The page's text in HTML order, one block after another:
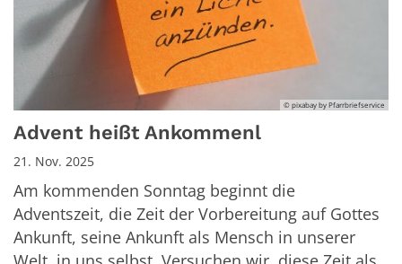
© pixabay by Pfarrbriefservice
Advent heißt Ankommenl
21. Nov. 2025
Am kommenden Sonntag beginnt die
Adventszeit, die Zeit der Vorbereitung auf Gottes
Ankunft, seine Ankunft als Mensch in unserer